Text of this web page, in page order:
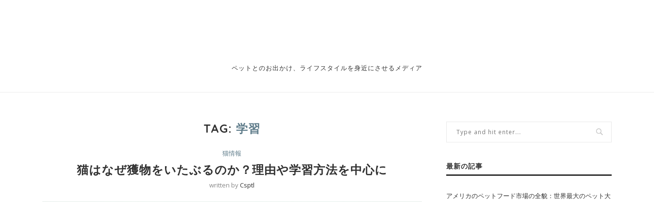
ペットとのお出かけ、ライフスタイルを身近にさせるメディア
TAG:学習
猫情報
猫はなぜ獲物をいたぶるのか？理由や学習方法を中心に
written byCsptl
最新の記事
アメリカのペットフード市場の全貌：世界最大のペット大